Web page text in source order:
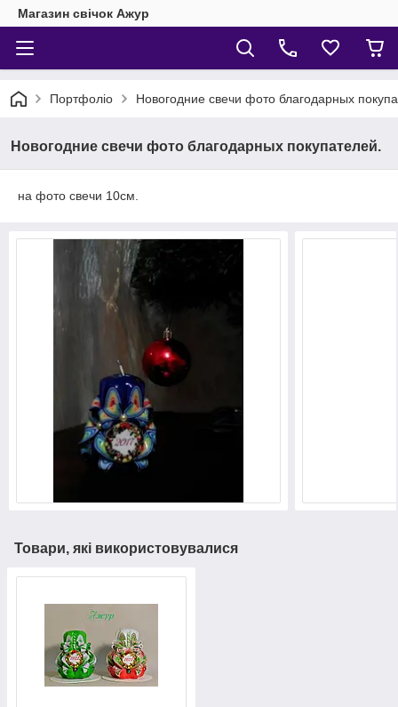
Магазин свічок Ажур
Портфоліо Новогодние свечи фото благодарных
Новогодние свечи фото благодарных покупателей.
на фото свечи 10см.
Товари, які використовувалися